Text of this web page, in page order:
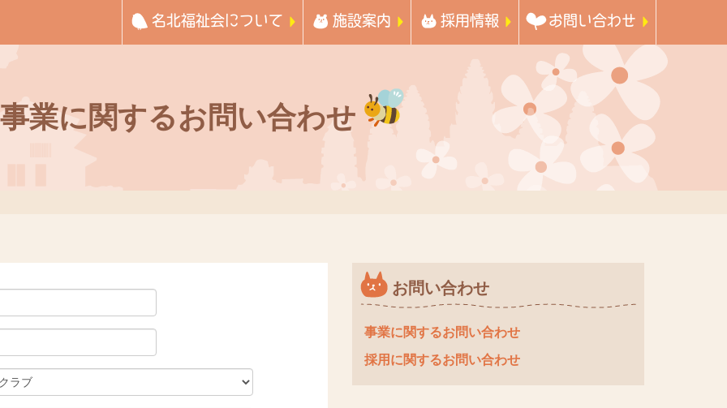
名北福祉会について 施設案内 採用情報 お問い合わせ
事業に関するお問い合わせ
お問い合わせ
事業に関するお問い合わせ
採用に関するお問い合わせ